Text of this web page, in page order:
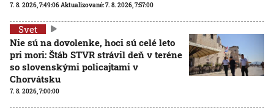
7. 8. 2026, 7:49:06 Aktualizované:7. 8. 2026, 7:57:00
Svet
Nie sú na dovolenke, hoci sú celé leto
pri mori: Štáb STVR strávil deň v teréne
so slovenskými policajtami v
Chorvátsku
7. 8. 2026, 7:00:00